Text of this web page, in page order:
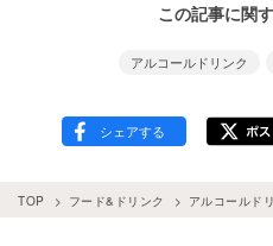
この記事に関
アルコールドリンク
TOP フード&ドリンク アルコールド